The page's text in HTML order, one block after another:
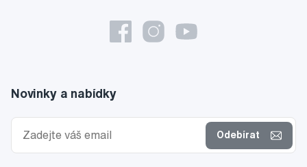
Novinky a nabídky
Odebírat